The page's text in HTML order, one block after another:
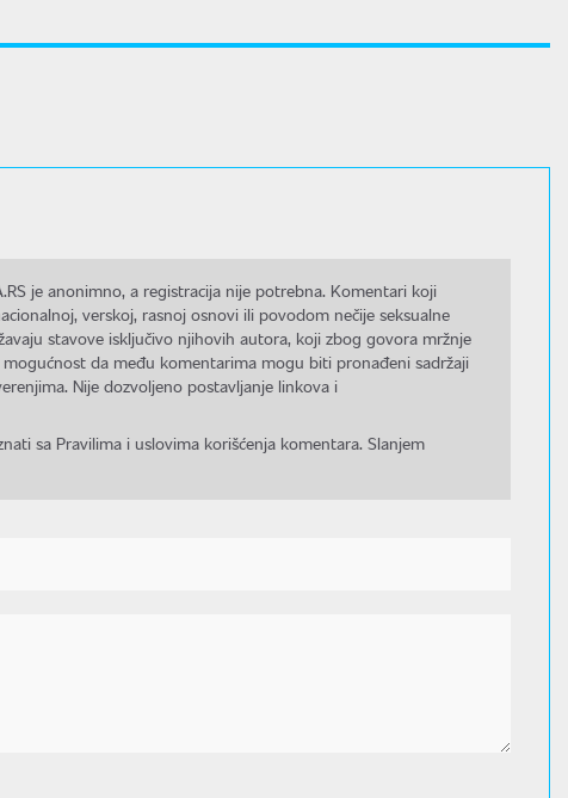
je anonimno, a registracija nije potrebna. Komentari koji
verskoj, rasnoj osnovi ili povodom nečije seksualne
stavove isključivo njihovih autora, koji zbog govora mržnje
da među komentarima mogu biti pronađeni sadržaji
Nije dozvoljeno postavljanje linkova i
sa Pravilima i uslovima korišćenja komentara. Slanjem